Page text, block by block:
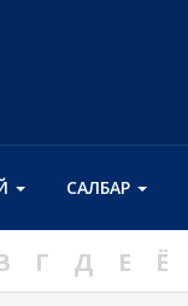
САЛБАР
Г Д Е Ё